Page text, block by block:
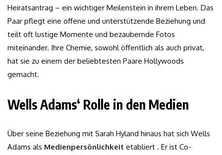
Heiratsantrag – ein wichtiger Meilenstein in ihrem Leben. Das
Paar pflegt eine offene und unterstützende Beziehung und
teilt oft lustige Momente und bezaubernde Fotos
miteinander. Ihre Chemie, sowohl öffentlich als auch privat,
hat sie zu einem der beliebtesten Paare Hollywoods
gemacht.
Wells Adams‘ Rolle in den Medien
Über seine Beziehung mit Sarah Hyland hinaus hat sich Wells
Adams als Medienpersönlichkeit etabliert . Er ist Co-